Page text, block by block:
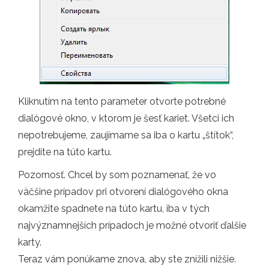
Kliknutím na tento parameter otvorte potrebné
dialógové okno, v ktorom je šesť kariet. Všetci ich
nepotrebujeme, zaujímame sa iba o kartu „štítok“,
prejdite na túto kartu.
Pozornosť. Chcel by som poznamenať, že vo
väčšine prípadov pri otvorení dialógového okna
okamžite spadnete na túto kartu, iba v tých
najvýznamnejších prípadoch je možné otvoriť ďalšie
karty.
Teraz vám ponúkame znova, aby ste znížili nižšie.